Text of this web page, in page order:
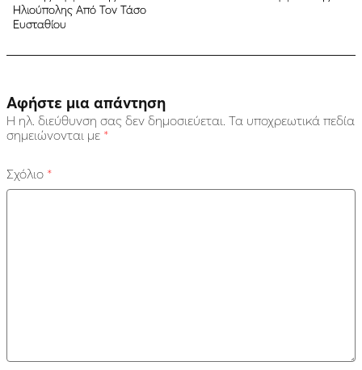
Ηλιούπολης Από Τον Τάσο
Ευσταθίου
Αφήστε μια απάντηση
Η ηλ. διεύθυνση σας δεν δημοσιεύεται. Τα υποχρεωτικά πεδία
σημειώνονται με *
Σχόλιο *